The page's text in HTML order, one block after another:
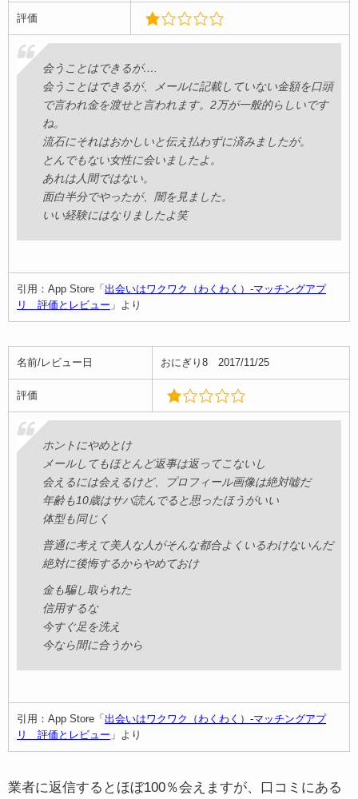
評価
会うことはできるが….
会うことはできるが、メールに記載していない金額を口頭
で言われ金を渡せと言われます。2万が一般的らしいです
ね。
流石にそれはおかしいと伝え払わずに済みましたが。
とんでもない女性に会いましたよ。
あれは人間ではない。
面白半分でやったが、闇を見ました。
いい経験にはなりましたよ笑
引用：App Store「出会いはワクワク（わくわく）-マッチングアプ
リ 評価とレビュー 」より
名前/レビュー日 おにぎり8 2017/11/25
評価
ホントにやめとけ
メールしてもほとんど返事は返ってこないし
会えるには会えるけど、プロフィール画像は絶対嘘だ
年齢も10歳はサバ読んでると思ったほうがいい
体型も同じく
普通に考えて美人な人がそんな都合よくいるわけないんだ
絶対に後悔するからやめておけ
金も騙し取られた
信用するな
今すぐ足を洗え
今なら間に合うから
引用：App Store「出会いはワクワク（わくわく）-マッチングアプ
リ 評価とレビュー 」より
業者に返信するとほぼ100％会えますが、口コミにある